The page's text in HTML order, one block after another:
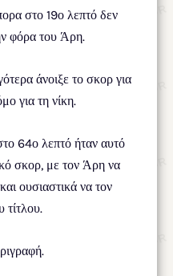
στο 19ο λεπτό δεν
φόρα του Άρη.
άνοιξε το σκορ για
για τη νίκη.
64ο λεπτό ήταν αυτό
σκορ, με τον Άρη να
ουσιαστικά να τον
τίτλου.